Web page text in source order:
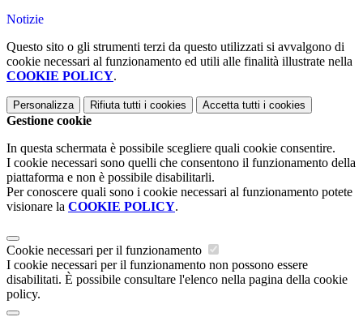
Notizie
Questo sito o gli strumenti terzi da questo utilizzati si avvalgono di
cookie necessari al funzionamento ed utili alle finalità illustrate nella
COOKIE POLICY.
Personalizza Rifiuta tutti i cookies Accetta tutti i cookies
Gestione cookie
In questa schermata è possibile scegliere quali cookie consentire.
I cookie necessari sono quelli che consentono il funzionamento della
piattaforma e non è possibile disabilitarli.
Per conoscere quali sono i cookie necessari al funzionamento potete
visionare la COOKIE POLICY.
Cookie necessari per il funzionamento
I cookie necessari per il funzionamento non possono essere
disabilitati. È possibile consultare l'elenco nella pagina della cookie
policy.